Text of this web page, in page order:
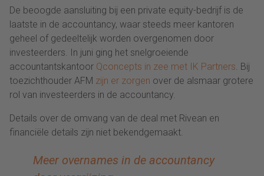
De beoogde aansluiting bij een private equity-bedrijf is de
laatste in de accountancy, waar steeds meer kantoren
geheel of gedeeltelijk worden overgenomen door
investeerders. In juni ging het snelgroeiende
accountantskantoor Qconcepts in zee met IK Partners. Bij
toezichthouder AFM zijn er zorgen over de alsmaar grotere
rol van investeerders in de accountancy.
Details over de omvang van de deal met Rivean en
financiële details zijn niet bekendgemaakt.
Meer overnames in de accountancy